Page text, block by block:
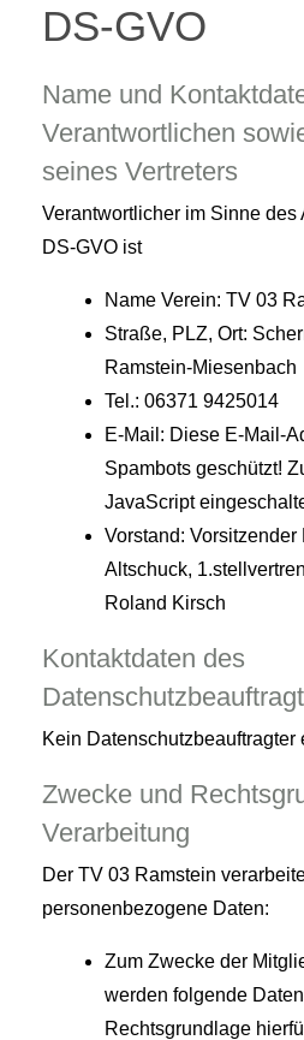
DS-GVO
Name und
Verantwortlichen
seines Vertreters
Verantwortlicher im Sinne des
DS-GVO ist
Name Verein: TV 03
Straße, PLZ, Ort:
Ramstein-Miesenbach
Tel.: 06371 9425014
E-Mail: Diese E-Mail-
Spambots geschützt!
JavaScript
Vorstand: Vorsitzender
Altschuck,
Roland Kirsch
Kontaktdaten des
Kein Datenschutzbeauftragter
Zwecke und
Verarbeitung
Der TV 03 Ramstein
personenbezogene Daten:
Zum Zwecke der
werden folgende
Rechtsgrundlage